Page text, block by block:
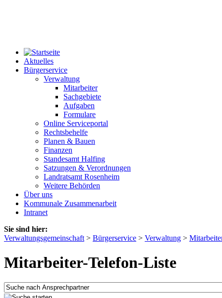
Aktuelles
Bürgerservice
Verwaltung
Mitarbeiter
Sachgebiete
Aufgaben
Formulare
Online Serviceportal
Rechtsbehelfe
Planen & Bauen
Finanzen
Standesamt Halfing
Satzungen & Verordnungen
Landratsamt Rosenheim
Weitere Behörden
Über uns
Kommunale Zusammenarbeit
Intranet
Sie sind hier:
Verwaltungsgemeinschaft > Bürgerservice > Verwaltung >
Mitarbeiter-Telefon-Liste